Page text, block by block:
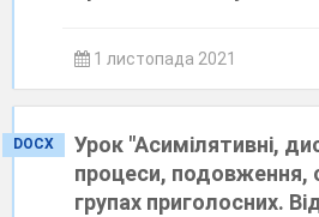
1 листопада 2021
DOCX
Урок "Асимілятивні,
процеси, подовження,
групах приголосних.